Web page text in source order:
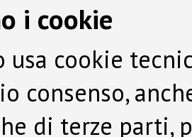
i cookie
usa cookie
consenso,
di terze parti,